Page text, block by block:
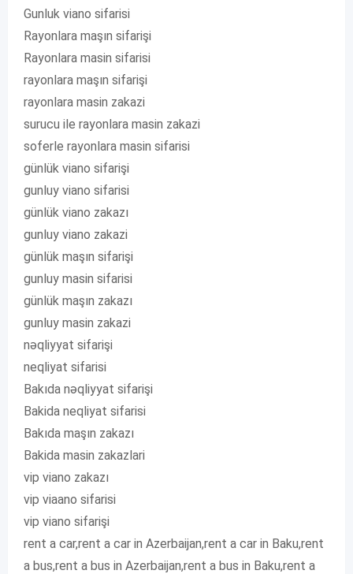
Gunluk viano sifarisi
Rayonlara maşın sifarişi
Rayonlara masin sifarisi
rayonlara maşın sifarişi
rayonlara masin zakazi
surucu ile rayonlara masin zakazi
soferle rayonlara masin sifarisi
günlük viano sifarişi
gunluy viano sifarisi
günlük viano zakazı
gunluy viano zakazi
günlük maşın sifarişi
gunluy masin sifarisi
günlük maşın zakazı
gunluy masin zakazi
nəqliyyat sifarişi
neqliyat sifarisi
Bakıda nəqliyyat sifarişi
Bakida neqliyat sifarisi
Bakıda maşın zakazı
Bakida masin zakazlari
vip viano zakazı
vip viaano sifarisi
vip viano sifarişi
rent a car,rent a car in Azerbaijan,rent a car in Baku,rent
a bus,rent a bus in Azerbaijan,rent a bus in Baku,rent a